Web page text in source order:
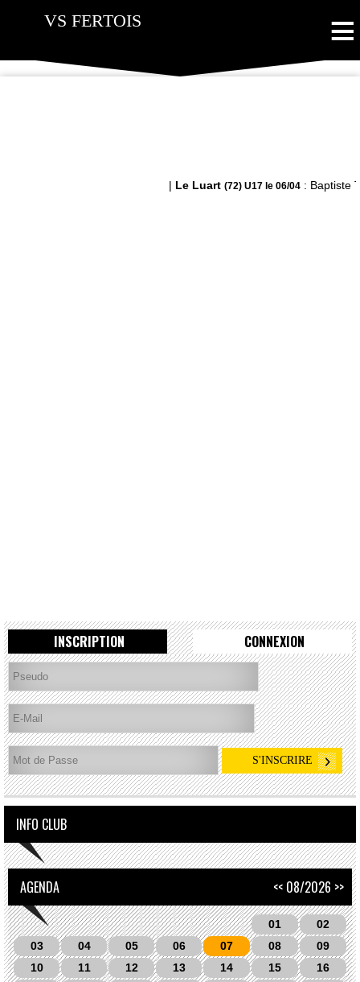
VS FERTOIS ≡
Le Luart(72) U17 le 06/04: Baptiste
INSCRIPTION CONNEXION
INFO CLUB
AGENDA << 08/2026 >>
01
02
03
04 05 06 07 08
09
10
11 12 13 14 15
16